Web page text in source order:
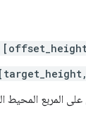
المربع المحيط